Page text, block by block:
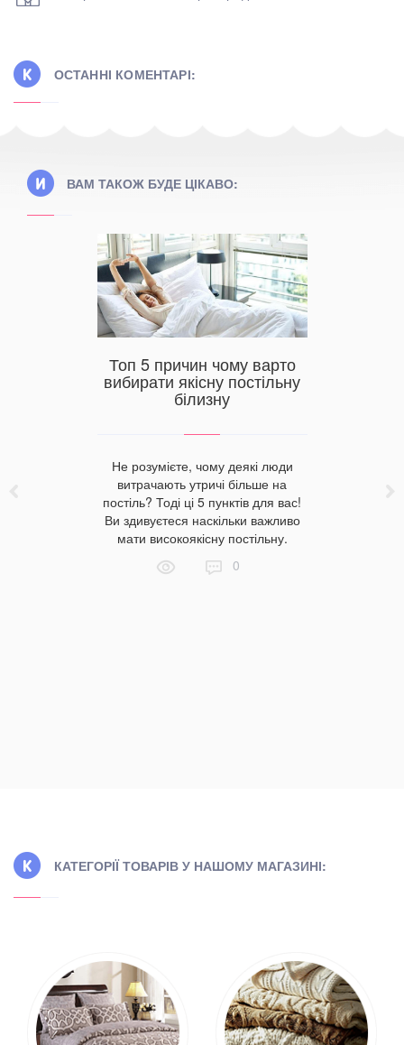
ОСТАННІ КОМЕНТАРІ:
ВАМ ТАКОЖ БУДЕ ЦІКАВО:
Топ 5 причин чому варто
вибирати якісну постільну
білизну
Не розумієте, чому деякі люди
витрачають утричі більше на
постіль? Тоді ці 5 пунктів для вас!
Ви здивуєтеся наскільки важливо
мати високоякісну постільну.
0
КАТЕГОРІЇ ТОВАРІВ У НАШОМУ МАГАЗИНІ: